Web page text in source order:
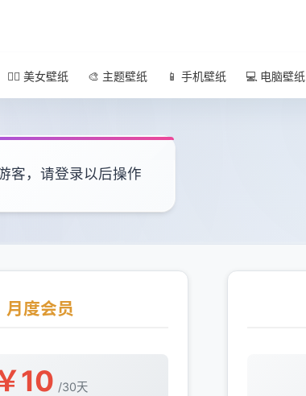
🧜‍♀️ 美女壁纸 🎨 主题壁纸 📱 手机壁纸 💻 电脑壁纸
客，请登录以后操作
月度会员
10 /30天